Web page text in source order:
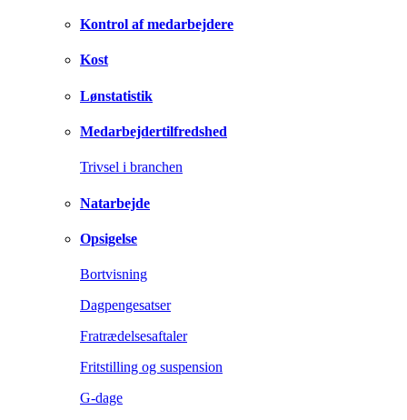
Kontrol af medarbejdere
Kost
Lønstatistik
Medarbejdertilfredshed
Trivsel i branchen
Natarbejde
Opsigelse
Bortvisning
Dagpengesatser
Fratrædelsesaftaler
Fritstilling og suspension
G-dage